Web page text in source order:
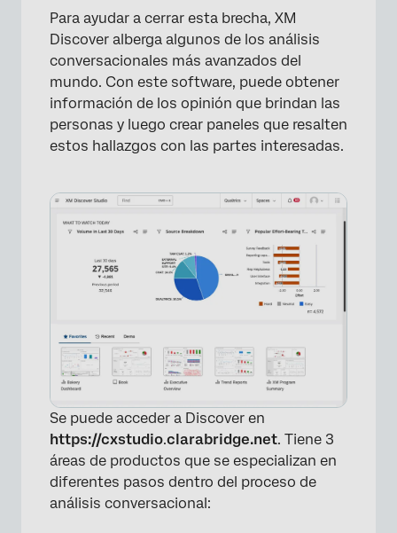
×
Para ayudar a cerrar esta brecha, XM
Discover alberga algunos de los análisis
conversacionales más avanzados del
mundo. Con este software, puede obtener
información de los opinión que brindan las
personas y luego crear paneles que resalten
estos hallazgos con las partes interesadas.
Se puede acceder a Discover en
https://cxstudio.clarabridge.net. Tiene 3
áreas de productos que se especializan en
diferentes pasos dentro del proceso de
análisis conversacional: